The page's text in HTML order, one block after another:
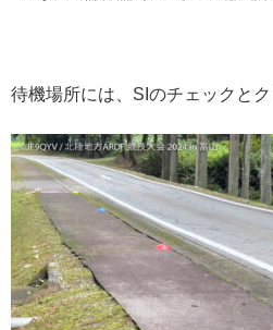
待機場所には、SIのチェックとク